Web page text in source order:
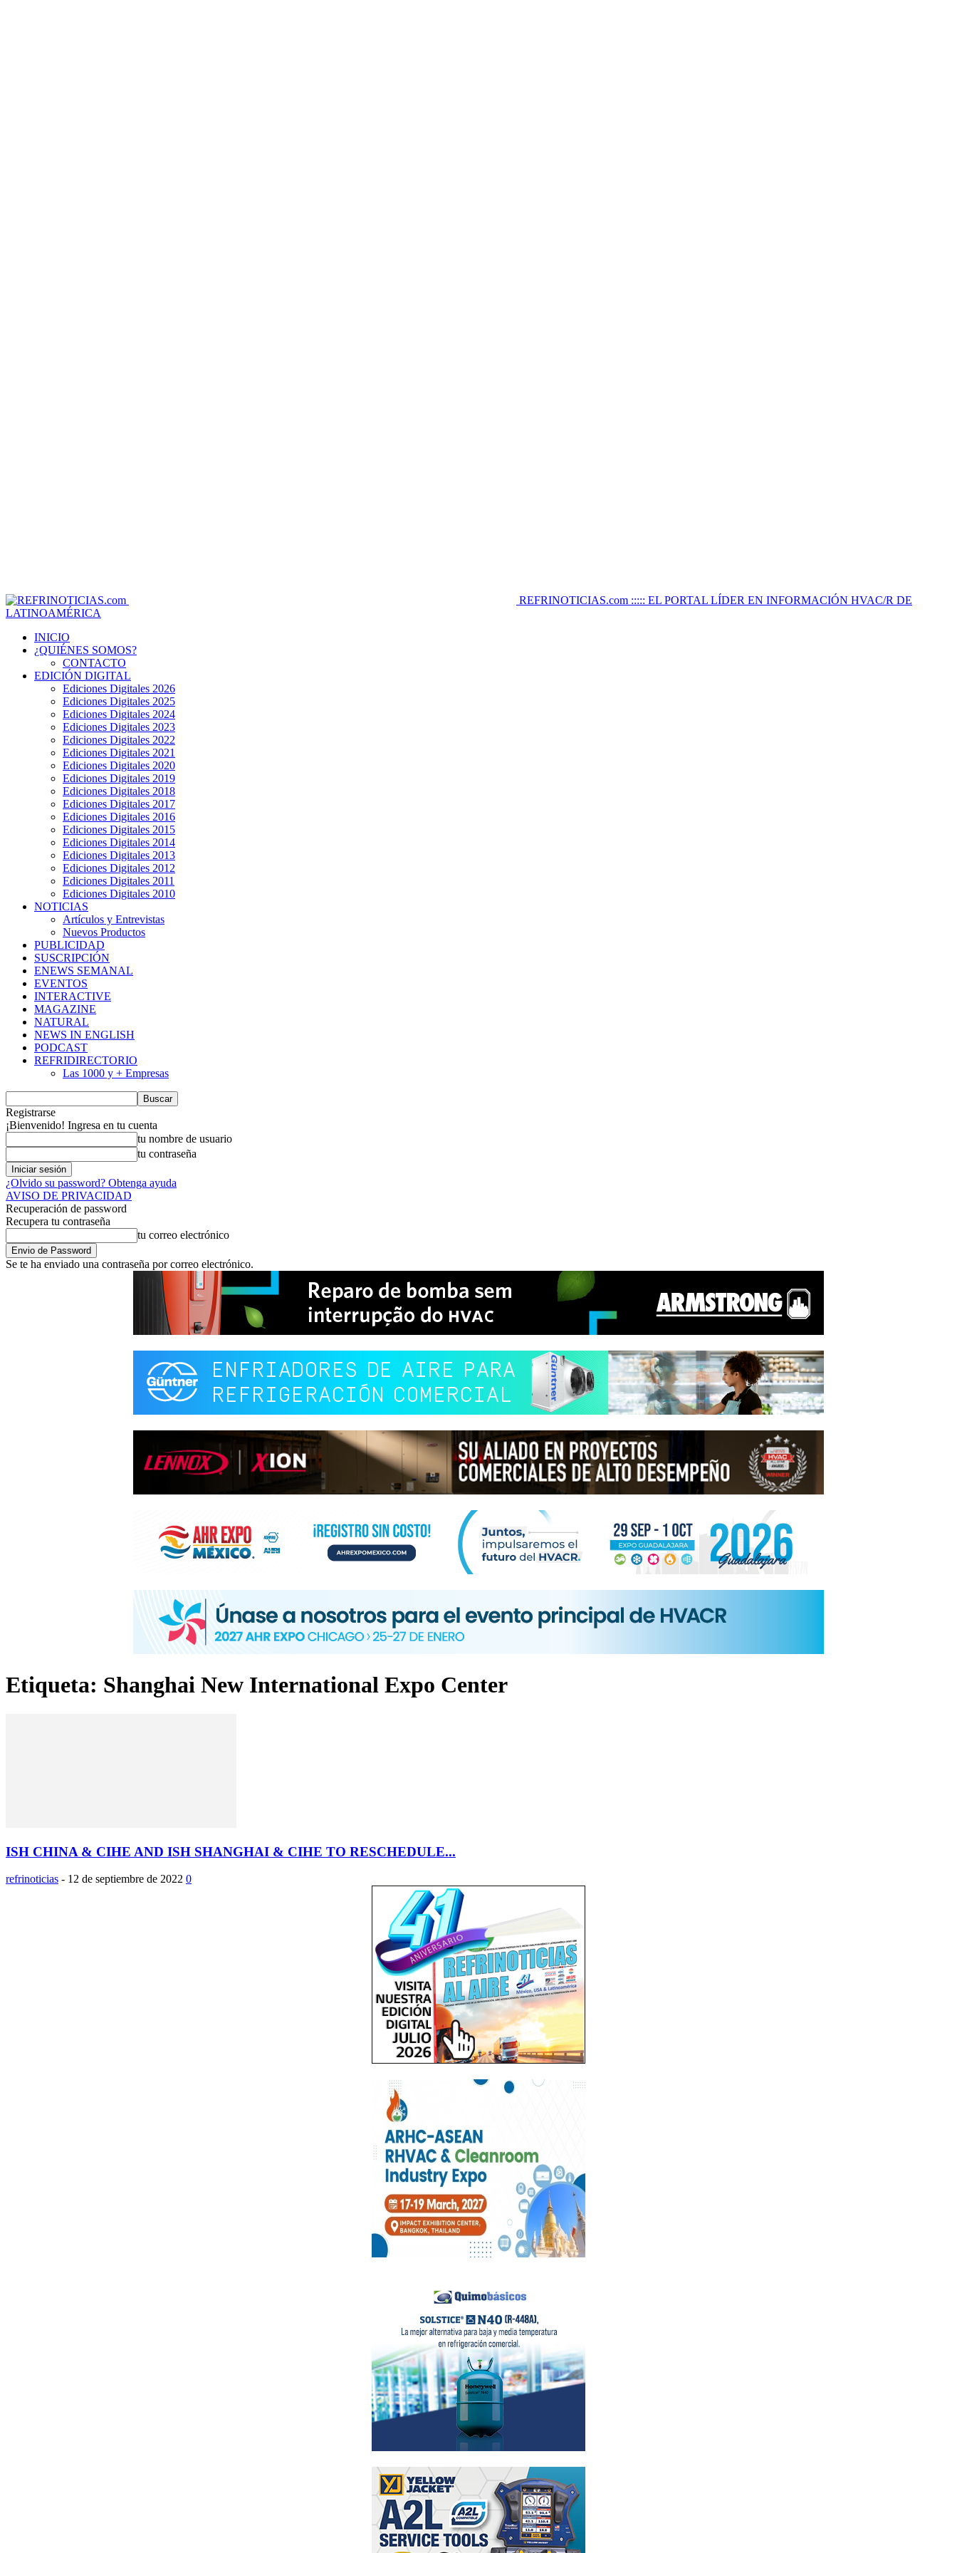
REFRINOTICIAS.com ::::: EL PORTAL LÍDER EN INFORMACIÓN HVAC/R DE
LATINOAMÉRICA
INICIO
¿QUIÉNES SOMOS?
CONTACTO
EDICIÓN DIGITAL
Ediciones Digitales 2026
Ediciones Digitales 2025
Ediciones Digitales 2024
Ediciones Digitales 2023
Ediciones Digitales 2022
Ediciones Digitales 2021
Ediciones Digitales 2020
Ediciones Digitales 2019
Ediciones Digitales 2018
Ediciones Digitales 2017
Ediciones Digitales 2016
Ediciones Digitales 2015
Ediciones Digitales 2014
Ediciones Digitales 2013
Ediciones Digitales 2012
Ediciones Digitales 2011
Ediciones Digitales 2010
NOTICIAS
Artículos y Entrevistas
Nuevos Productos
PUBLICIDAD
SUSCRIPCIÓN
ENEWS SEMANAL
EVENTOS
INTERACTIVE
MAGAZINE
NATURAL
NEWS IN ENGLISH
PODCAST
REFRIDIRECTORIO
Las 1000 y + Empresas
Registrarse
¡Bienvenido! Ingresa en tu cuenta
tu nombre de usuario
tu contraseña
¿Olvido su password? Obtenga ayuda
AVISO DE PRIVACIDAD
Recuperación de password
Recupera tu contraseña
tu correo electrónico
Se te ha enviado una contraseña por correo electrónico.
Etiqueta: Shanghai New International Expo Center
ISH CHINA & CIHE AND ISH SHANGHAI & CIHE TO RESCHEDULE...
refrinoticias - 12 de septiembre de 2022 0